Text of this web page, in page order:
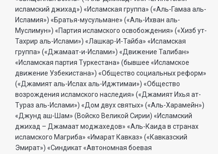
исламский джихад») «Исламская группа» («Аль-Гамаа аль-
Исламия») «Братья-мусульмане» («Аль-Ихван аль-
Муслимун») «Партия исламского освобождения» («Хизб ут-
Тахрир аль-Ислами») «Лашкар-И-Тайба» «Исламская
группа» («Джамаат-и-Ислами») «Движение Талибан»
«Исламская партия Туркестана» (бывшее «Исламское
движение Узбекистана») «Общество социальных реформ»
(«Джамият аль-Ислах аль-Иджтимаи») «Общество
возрождения исламского наследия» («Джамият Ихья ат-
Тураз аль-Ислами») «Дом двух святых» («Аль-Харамейн»)
«Джунд аш-Шам» (Войско Великой Сирии) «Исламский
джихад – Джамаат моджахедов» «Аль-Каида в странах
исламского Магриба» «Имарат Кавказ» («Кавказский
Эмират») «Синдикат «Автономная боевая